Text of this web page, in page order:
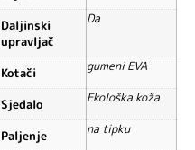
Daljinski
upravljač
Da
Kotači gumeni EVA
Sjedalo Ekološka koža
Paljenje na tipku